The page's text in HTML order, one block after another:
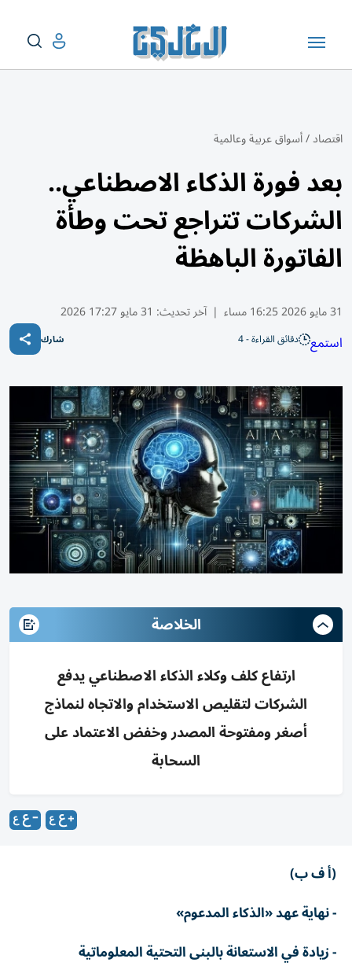
اقتصاد/أسواق عربية وعالمية
بعد فورة الذكاء الاصطناعي..
الشركات تتراجع تحت وطأة
الفاتورة الباهظة
31 مايو 2026 16:25 مساء | آخر تحديث: 31 مايو 17:27 2026
استمع دقائق القراءة - 4 شارك
الخلاصة
ارتفاع كلف وكلاء الذكاء الاصطناعي يدفع
الشركات لتقليص الاستخدام والاتجاه لنماذج
أصغر ومفتوحة المصدر وخفض الاعتماد على
السحابة
(أ ف ب)
- نهاية عهد «الذكاء المدعوم»
- زيادة في الاستعانة بالبنى التحتية المعلوماتية